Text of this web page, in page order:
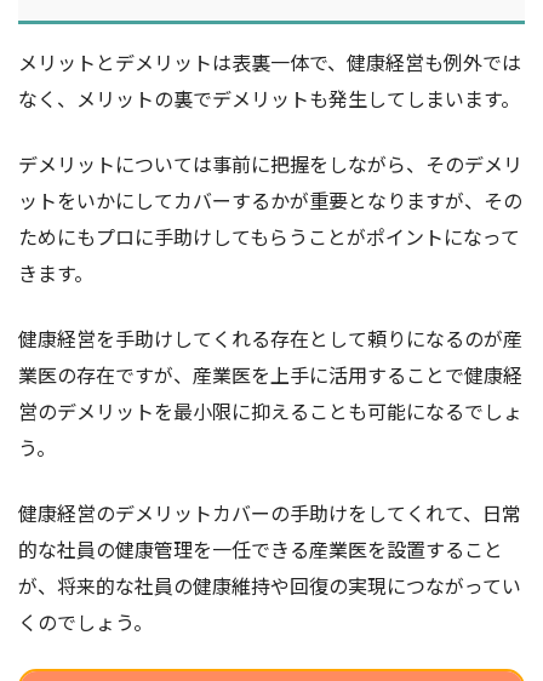
メリットとデメリットは表裏一体で、健康経営も例外では
なく、メリットの裏でデメリットも発生してしまいます。
デメリットについては事前に把握をしながら、そのデメリ
ットをいかにしてカバーするかが重要となりますが、その
ためにもプロに手助けしてもらうことがポイントになって
きます。
健康経営を手助けしてくれる存在として頼りになるのが産
業医の存在ですが、産業医を上手に活用することで健康経
営のデメリットを最小限に抑えることも可能になるでしょ
う。
健康経営のデメリットカバーの手助けをしてくれて、日常
的な社員の健康管理を一任できる産業医を設置すること
が、将来的な社員の健康維持や回復の実現につながってい
くのでしょう。